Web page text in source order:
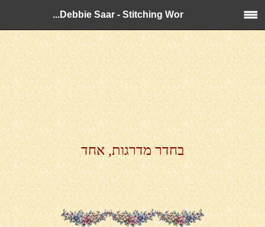
Debbie Saar - Stitching Wor...
בחדר מדרגות, אחד